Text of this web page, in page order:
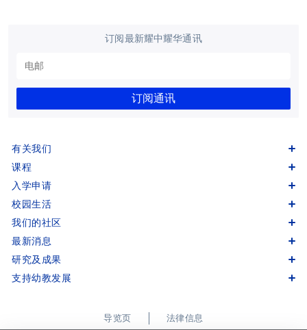
订阅最新耀中耀华通讯
订阅通讯
有关我们
课程
入学申请
校园生活
我们的社区
最新消息
研究及成果
支持幼教发展
导览页 法律信息